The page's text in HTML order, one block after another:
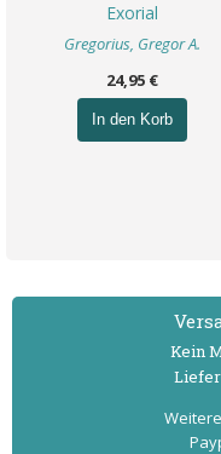
Exorial
Gregorius, Gregor A.
24,95 €
In den Korb
Kein